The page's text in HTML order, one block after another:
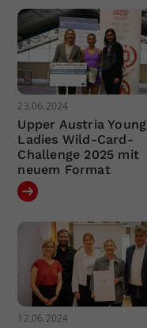
23.06.2024
Upper Austria Young
Ladies Wild-Card-
Challenge 2025 mit
neuem Format
12.06.2024